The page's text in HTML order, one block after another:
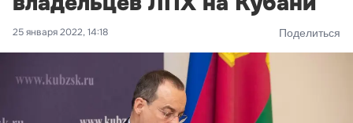
25 января 2022, 14:18 Поделиться